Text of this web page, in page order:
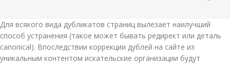
Для всякого вида дубликатов страниц вылезает наилучший
способ устранения (такое может бывать редирект или деталь
canonical). Впоследствии коррекции дублей на сайте из
уникальным контентом искательские организации будут